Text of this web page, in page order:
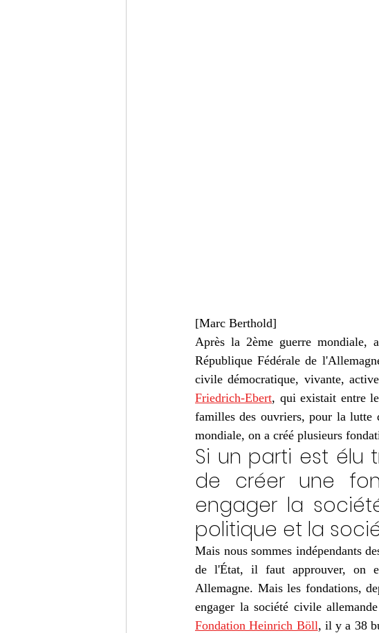
[Marc Berthold]
Après la 2ème guerre mondiale,
République Fédérale de
civile démocratique, vivante,
Friedrich-Ebert, qui existait entre
familles des ouvriers, pour la lutte
mondiale, on a créé plusieurs
Si un parti est élu
de créer une
engager la
politique et la
Mais nous sommes indépendants
de l'État, il faut approuver, on
Allemagne. Mais les fondations,
Fondation Heinrich Böll, il y a 38